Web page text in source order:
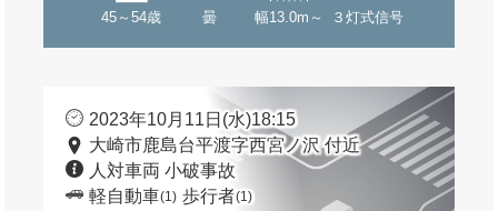
45～54歳 曇 幅13.0m～ ３灯式信号
2023年10月11日(水)18:15
大崎市鹿島台平渡字西宮ノ沢 付近
人対車両 小破事故
軽自動車(1) 歩行者(1)